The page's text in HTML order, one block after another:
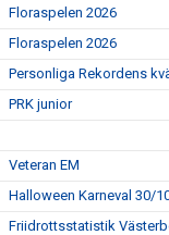
Floraspelen 2026
Floraspelen 2026
Personliga Rekordens
PRK junior
Veteran EM
Halloween Karneval 30/
Friidrottsstatistik